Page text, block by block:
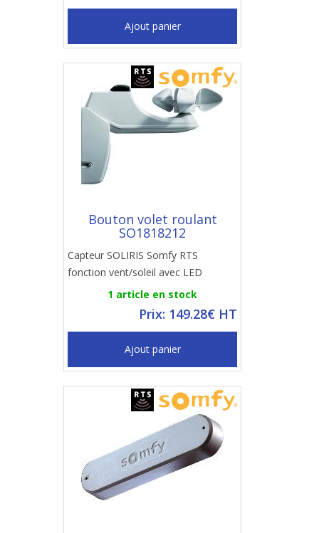
Ajout panier
Bouton volet roulant
SO1818212
Capteur SOLIRIS Somfy RTS
fonction vent/soleil avec LED
1 article en stock
Prix: 149.28€ HT
Ajout panier